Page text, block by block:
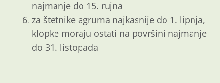
najmanje do 15. rujna
za štetnike agruma najkasnije do 1. lipnja,
klopke moraju ostati na površini najmanje
do 31. listopada